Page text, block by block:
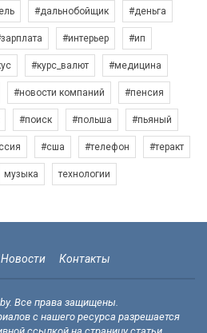
#дальнобойщик #деньга
#интерьер #ип
#курс_валют #медицина
#новости компаний #пенсия
#поиск #польша #пьяный
#сша #телефон #теракт
музыка технологии
Новости Контакты
Все права защищены.
с нашего ресурса разрешается